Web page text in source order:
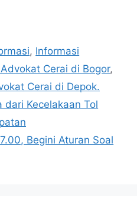
, Informasi
Cerai di Bogor,
Cerai di Depok.
dari Kecelakaan Tol
Begini Aturan Soal